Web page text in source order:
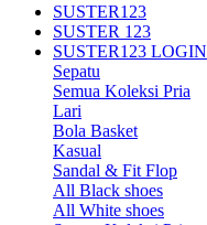
SUSTER123
SUSTER 123
SUSTER123 LOGIN
Sepatu
Semua Koleksi Pria
Lari
Bola Basket
Kasual
Sandal & Fit Flop
All Black shoes
All White shoes